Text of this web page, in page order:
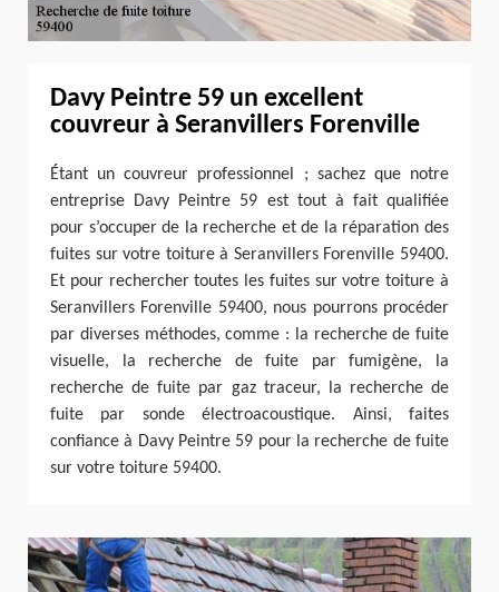
Davy Peintre 59 un excellent
couvreur à Seranvillers Forenville
Étant un couvreur professionnel ; sachez que notre
entreprise Davy Peintre 59 est tout à fait qualifiée
pour s’occuper de la recherche et de la réparation des
fuites sur votre toiture à Seranvillers Forenville 59400.
Et pour rechercher toutes les fuites sur votre toiture à
Seranvillers Forenville 59400, nous pourrons procéder
par diverses méthodes, comme : la recherche de fuite
visuelle, la recherche de fuite par fumigène, la
recherche de fuite par gaz traceur, la recherche de
fuite par sonde électroacoustique. Ainsi, faites
confiance à Davy Peintre 59 pour la recherche de fuite
sur votre toiture 59400.